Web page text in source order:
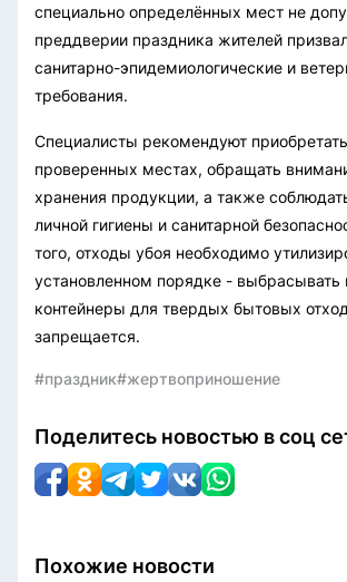
специально определённых мест не
преддверии праздника жителей
санитарно-эпидемиологические и
требования.
Специалисты рекомендуют
проверенных местах, обращать
хранения продукции, а также
личной гигиены и санитарной
того, отходы убоя необходимо
установленном порядке - выбрасывать
контейнеры для твердых бытовых
запрещается.
#праздник#жертвоприношение
Поделитесь новостью в соц
Похожие новости